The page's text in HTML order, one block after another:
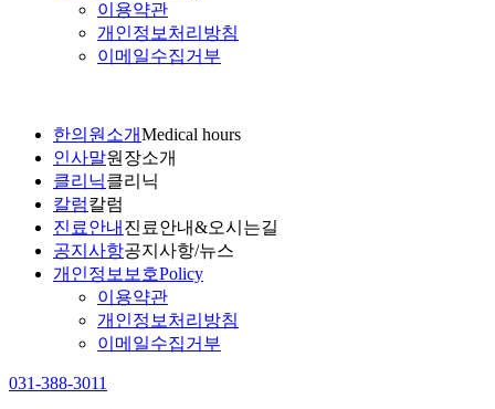
이용약관
개인정보처리방침
이메일수집거부
한의원소개Medical hours
인사말원장소개
클리닉클리닉
칼럼칼럼
진료안내 진료안내&오시는길
공지사항공지사항/뉴스
개인정보보호Policy
이용약관
개인정보처리방침
이메일수집거부
031-388-3011